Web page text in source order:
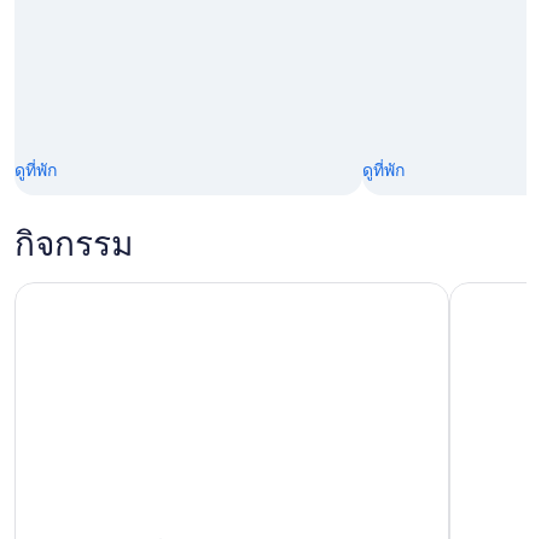
ดูที่พัก ดูที่พัก
กิจกรรม
ทัวร์ล่องเรือแม่น้ํา Guadalquivir คอมโบทัว